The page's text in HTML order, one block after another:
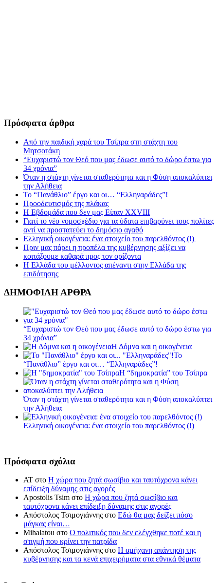
Πρόσφατα άρθρα
Από την παιδική χαρά του Τσίπρα στη στάχτη του
Μητσοτάκη
“Ευχαριστώ τον Θεό που μας έδωσε αυτό το δώρο έστω για
34 χρόνια”
Όταν η στάχτη γίνεται σταθερότητα και η Φύση αποκαλύπτει
την Αλήθεια
Το “Πανάθλιο” έργο και οι… “Ελληναράδες”!
Προοδευτισμός της πλάκας
Η Εβδομάδα που δεν μας Είπαν XXVIII
Γιατί το νέο νομοσχέδιο για τα ύδατα επιβαρύνει τους πολίτες
αντί να προστατεύει το δημόσιο αγαθό
Ελληνική οικογένεια: ένα στοιχείο του παρελθόντος (!)
Πριν μας πάρει η προπέλα της κυβέρνησης αξίζει να
κοιτάξουμε καθαρά προς τον ορίζοντα
Η Ελλάδα του μέλλοντος απέναντι στην Ελλάδα της
επιδότησης
ΔΗΜΟΦΙΛΗ ΑΡΘΡΑ
“Ευχαριστώ τον Θεό που μας έδωσε αυτό το δώρο έστω για
34 χρόνια”
Η Δόμνα και η οικογένεια
Το
“Πανάθλιο” έργο και οι… “Ελληναράδες”!
Η “δημοκρατία” του Τσίπρα
Όταν η στάχτη γίνεται σταθερότητα και η Φύση αποκαλύπτει
την Αλήθεια
Ελληνική οικογένεια: ένα στοιχείο του παρελθόντος (!)
Πρόσφατα σχόλια
ΑΤ στο Η χώρα που ζητά σωσίβιο και ταυτόχρονα κάνει
επίδειξη δύναμης στις αγορές
Apostolis Tsim στο Η χώρα που ζητά σωσίβιο και
ταυτόχρονα κάνει επίδειξη δύναμης στις αγορές
Απόστολος Τσιμογιάννης στο Εδώ θα μας δείξει πόσο
μάγκας είναι…
Mihalatou στο Ο πολιτικός που δεν ελέγχθηκε ποτέ και η
στιγμή που κρίνει την πατρίδα
Απόστολος Τσιμογιάννης στο Η αμήχανη απάντηση της
κυβέρνησης και τα κενά επιχειρήματα στα εθνικά θέματα